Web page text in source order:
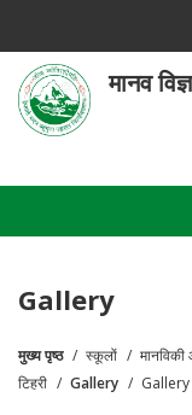
main
content
मानव
हेमवती
एक
Gallery
पग
मुख्य पृष्ठ स्कूलों
टिहरी
Gallery Gallery